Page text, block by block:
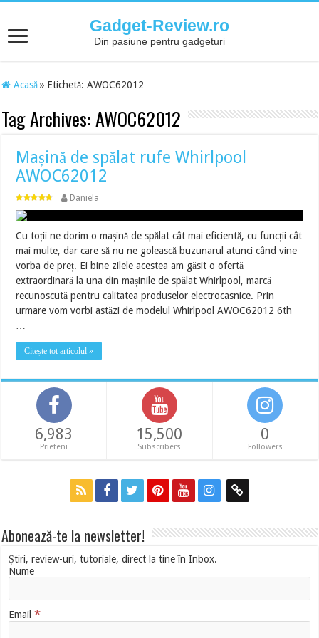
Gadget-Review.ro
Din pasiune pentru gadgeturi
Acasă » Etichetă:AWOC62012
Tag Archives:AWOC62012
Mașină de spălat rufe Whirlpool
AWOC62012
Daniela
Cu toții ne dorim o mașină de spălat cât mai eficientă, cu funcții cât
mai multe, dar care să nu ne golească buzunarul atunci când vine
vorba de preț. Ei bine zilele acestea am găsit o ofertă
extraordinară la una din mașinile de spălat Whirlpool, marcă
recunoscută pentru calitatea produselor electrocasnice. Prin
urmare vom vorbi astăzi de modelul Whirlpool AWOC62012 6th
Citește tot articolul »
6,983
Prieteni
15,500
Subscribers
0
Followers
Abonează-te la newsletter!
Știri, review-uri, tutoriale, direct la tine în Inbox.
Nume
Email*